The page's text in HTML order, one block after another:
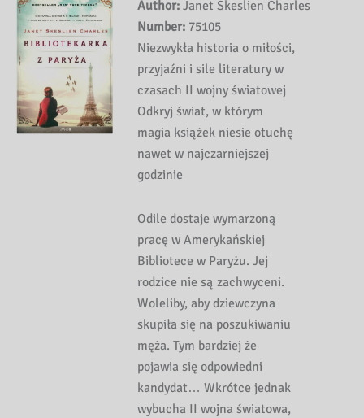
Author: Janet Skeslien Charles
Number: 75105
Niezwykła historia o miłości,
przyjaźni i sile literatury w
czasach II wojny światowej
Odkryj świat, w którym
magia książek niesie otuchę
nawet w najczarniejszej
godzinie
Odile dostaje wymarzoną
pracę w Amerykańskiej
Bibliotece w Paryżu. Jej
rodzice nie są zachwyceni.
Woleliby, aby dziewczyna
skupiła się na poszukiwaniu
męża. Tym bardziej że
pojawia się odpowiedni
kandydat… Wkrótce jednak
wybucha II wojna światowa,